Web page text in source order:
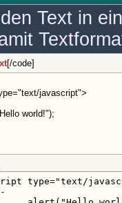
Text in
[/code]
javascript">
world!");
type="text/